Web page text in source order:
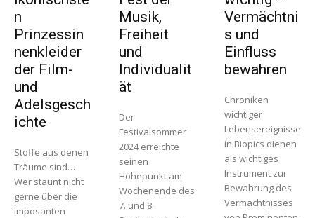
n
Prinzessin
nenkleider
der Film-
und
Adelsgesch
ichte
Stoffe aus denen
Träume sind…
Wer staunt nicht
gerne über die
imposanten
Musik,
Freiheit
und
Individualit
ät
Der
Festivalsommer
2024 erreichte
seinen
Höhepunkt am
Wochenende des
7. und 8.
Vermächtni
s und
Einfluss
bewahren
Chroniken
wichtiger
Lebensereignisse
in Biopics dienen
als wichtiges
Instrument zur
Bewahrung des
Vermächtnisses